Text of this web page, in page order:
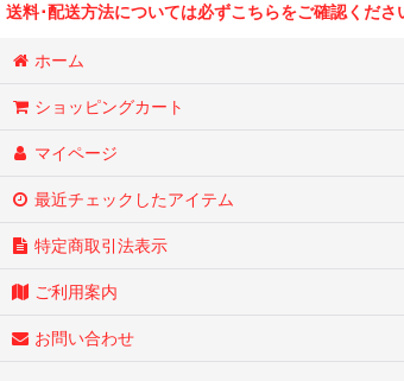
送料･配送方法については必ずこちらをご確認くださ
ホーム
ショッピングカート
マイページ
最近チェックしたアイテム
特定商取引法表示
ご利用案内
お問い合わせ